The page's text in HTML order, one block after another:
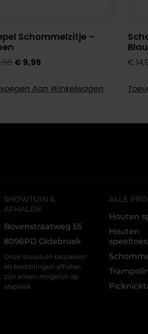
Schommelzitje –
€ 9,95
Aan Winkelwagen
€
SHOWTUIN &
AFHALEN
Bovenstraatweg 55
8096PD Oldebroek
Onze showtuin bezoeken
en bestellingen afhalen
zijn alleen mogelijk op
afspraak
ALLE
Houten
Houten